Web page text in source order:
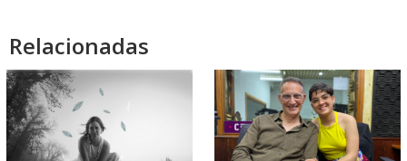
Relacionadas